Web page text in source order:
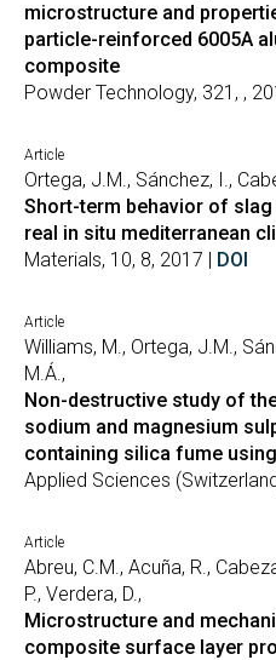
microstructure and
particle-reinforced 6005A
composite
Powder Technology, 321, ,
Article
Ortega, J.M., Sánchez, I.,
Short-term behavior of
real in situ mediterranean
Materials, 10, 8, 2017 | DOI
Article
Williams, M., Ortega, J.M.,
M.Á.,
Non-destructive study of
sodium and magnesium
containing silica fume
Applied Sciences
Article
Abreu, C.M., Acuña, R.,
P., Verdera, D.,
Microstructure and
composite surface layer